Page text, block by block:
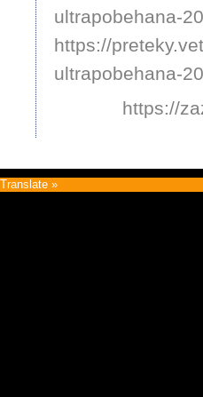
ultrapobehana-
https://
ultrapobehana-
https://
Translate »